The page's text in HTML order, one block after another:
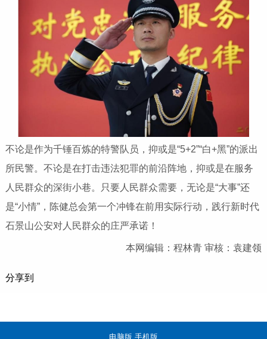
不论是作为千锤百炼的特警队员，抑或是“5+2”“白+黑”的派出
所民警。不论是在打击违法犯罪的前沿阵地，抑或是在服务
人民群众的深街小巷。只要人民群众需要，无论是“大事”还
是“小情”，陈健总会第一个冲锋在前用实际行动，践行新时代
石景山公安对人民群众的庄严承诺！
本网编辑：程林青 审核：袁建领
分享到
电脑版 手机版